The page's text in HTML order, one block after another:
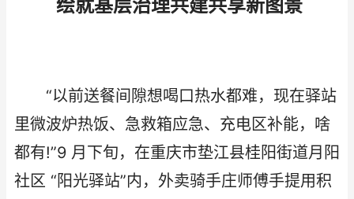
绘就基层治理共建共享新图景​
“以前送餐间隙想喝口热水都难，现在驿站
里微波炉热饭、急救箱应急、充电区补能，啥
都有!”9 月下旬，在重庆市垫江县桂阳街道月阳
社区 “阳光驿站”内，外卖骑手庄师傅手提用积